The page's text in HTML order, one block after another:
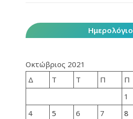
Ημερολόγιο
Οκτώβριος 2021
Δ
Τ Τ Π Π
1
4
5 6 7 8